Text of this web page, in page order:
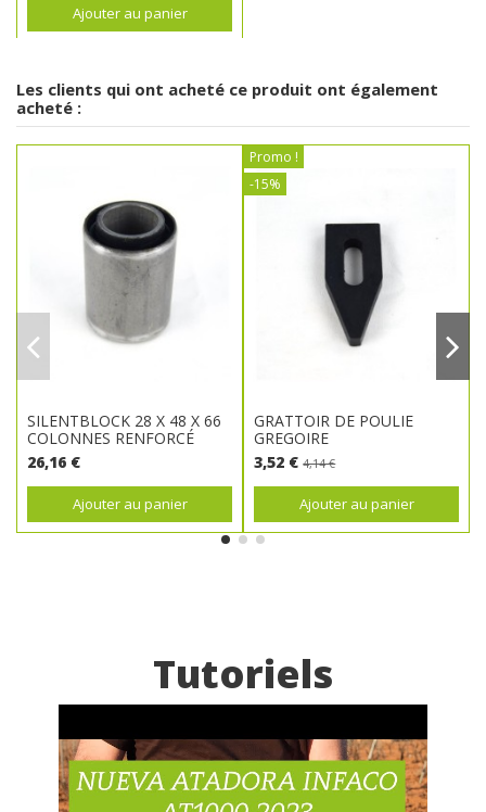
Ajouter au panier
Les clients qui ont acheté ce produit ont également
acheté :
SILENTBLOCK 28 X 48 X 66
COLONNES RENFORCÉ
26,16 €
Ajouter au panier
Promo !
-15%
GRATTOIR DE POULIE
GREGOIRE
3,52 €4,14 €
Ajouter au panier
Tutoriels